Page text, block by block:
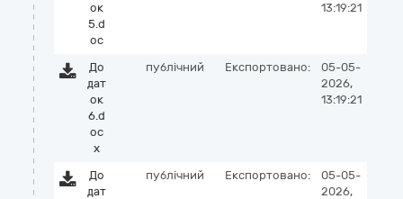
ок
5.d
oc
13:19:21
До
дат
ок
6.d
oc
x
публічний Експортовано:
05-05-
2026,
13:19:21
До
дат
публічний Експортовано:
05-05-
2026,